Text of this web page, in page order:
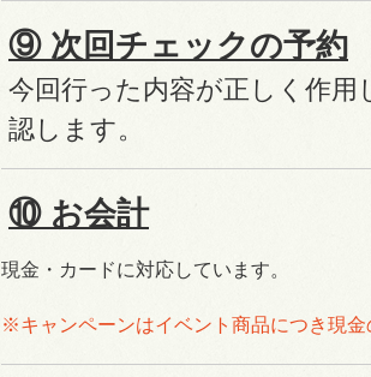
⑨ 次回チェックの予約
今回行った内容が正しく作用
認します。
⑩ お会計
現金・カードに対応しています。
※キャンペーンはイベント商品につき現金